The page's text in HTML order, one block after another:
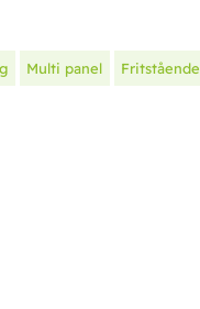
Multi panel Fritstående